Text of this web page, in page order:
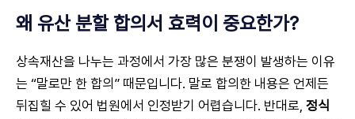
왜 유산 분할 합의서 효력이 중요한가?
상속재산을 나누는 과정에서 가장 많은 분쟁이 발생하는 이유
는 “말로만 한 합의” 때문입니다. 말로 합의한 내용은 언제든
뒤집힐 수 있어 법원에서 인정받기 어렵습니다. 반대로, 정식